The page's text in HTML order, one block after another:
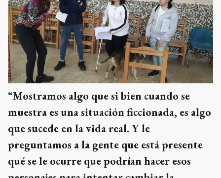
“Mostramos algo que si bien cuando se
muestra es una situación ficcionada, es algo
que sucede en la vida real. Y le
preguntamos a la gente que está presente
qué se le ocurre que podrían hacer esos